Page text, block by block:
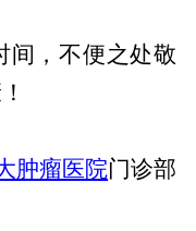
，不便之处敬
肿瘤医院门诊部